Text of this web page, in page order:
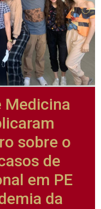
Medicina
sobre o
de
em PE
da